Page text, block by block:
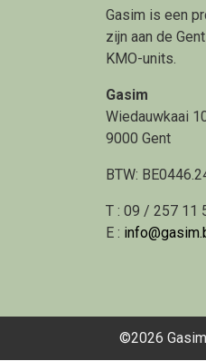
Gasim is een
zijn aan de
KMO-units.
Gasim
Wiedauwkaai
9000 Gent
BTW:
T : 09 / 257 11
E :
©2026